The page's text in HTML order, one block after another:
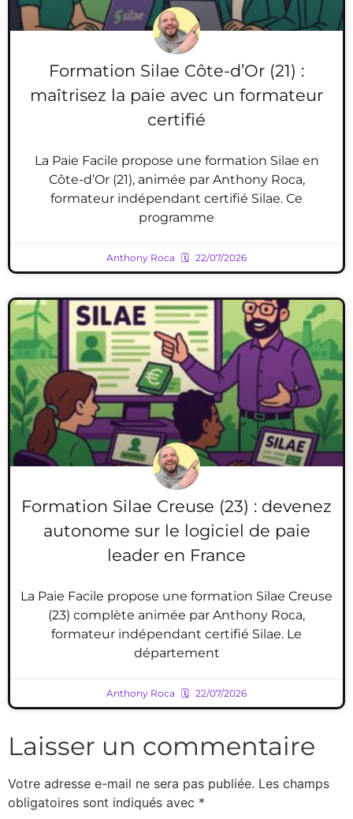
Formation Silae Côte-d’Or (21) :
maîtrisez la paie avec un formateur
certifié
La Paie Facile propose une formation Silae en
Côte-d’Or (21), animée par Anthony Roca,
formateur indépendant certifié Silae. Ce
programme
Anthony Roca 22/07/2026
Formation Silae Creuse (23) : devenez
autonome sur le logiciel de paie
leader en France
La Paie Facile propose une formation Silae Creuse
(23) complète animée par Anthony Roca,
formateur indépendant certifié Silae. Le
département
Anthony Roca 22/07/2026
Laisser un commentaire
Votre adresse e-mail ne sera pas publiée. Les champs
obligatoires sont indiqués avec *